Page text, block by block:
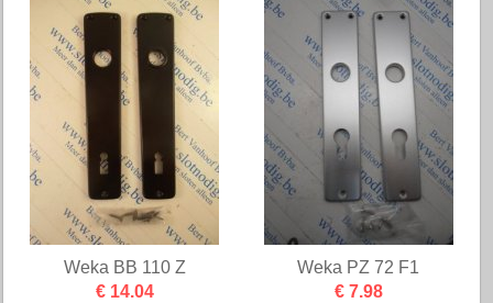
Weka BB 110 Z
€ 14.04
Weka PZ 72 F1
€ 7.98